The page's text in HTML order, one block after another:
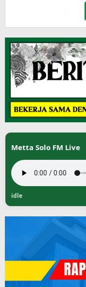
Metta Solo FM Live
idle